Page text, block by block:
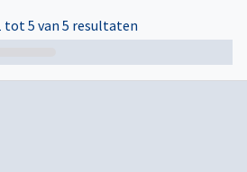
tot 5 van 5 resultaten